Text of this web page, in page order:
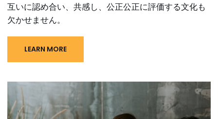
互いに認め合い、共感し、公正公正に評価する文化も
欠かせません。
LEARN MORE